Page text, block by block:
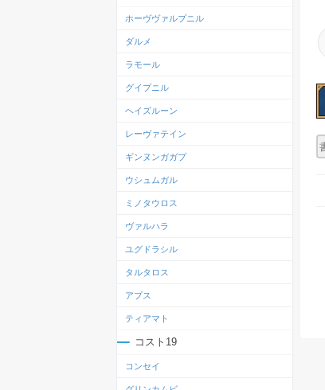
ホーヴヴァルプニル
ダルメ
ラモール
グイプニル
ヘイズルーン
レーヴァテイン
ギンヌンガガプ
ウシュムガル
ミノタウロス
ヴァルハラ
ユグドラシル
タルタロス
アプス
ティアマト
コスト19
コンセイ